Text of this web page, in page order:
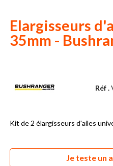
Elargisseurs
35mm -
Réf .
Kit de 2 élargisseurs d'ailes
Je teste un